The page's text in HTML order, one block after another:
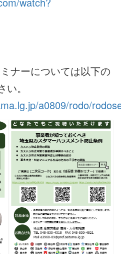
ナーについては以下の
。
a0809/rodo/